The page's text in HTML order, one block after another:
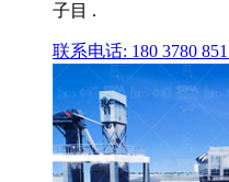
子目 .
联系电话: 180 3780